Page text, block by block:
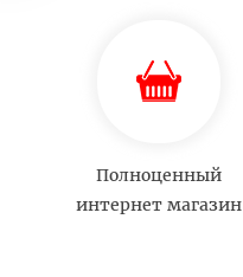
Полноценный
интернет магазин